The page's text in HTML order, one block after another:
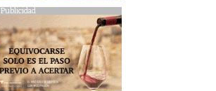
Publicidad